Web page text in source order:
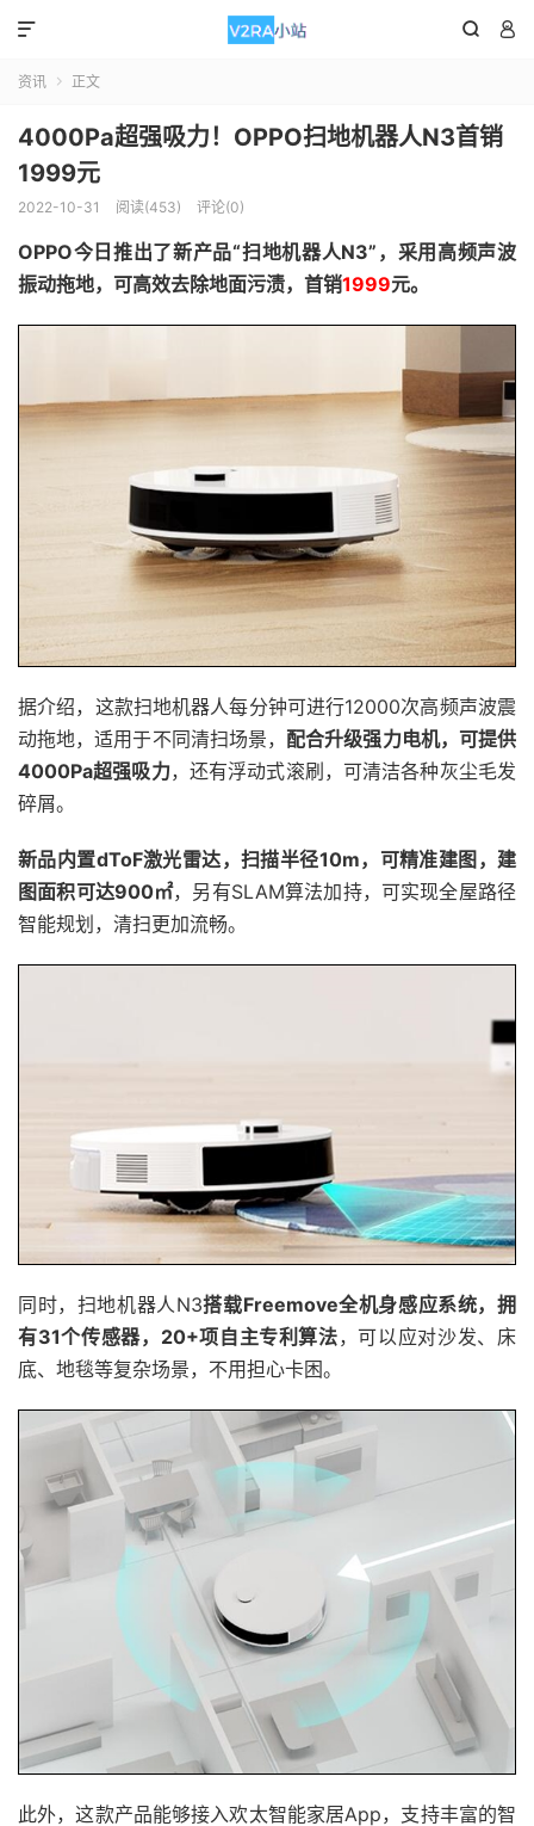
 

资讯  正文
4000Pa超强吸力！OPPO扫地机器人N3首销
1999元
2022-10-31 阅读(453) 评论(0)
OPPO今日推出了新产品“扫地机器人N3”，采用高频声波
振动拖地，可高效去除地面污渍，首销1999元。
据介绍，这款扫地机器人每分钟可进行12000次高频声波震
动拖地，适用于不同清扫场景， 配合升级强力电机，可提供
4000Pa超强吸力，还有浮动式滚刷，可清洁各种灰尘毛发
碎屑。
新品内置dToF激光雷达，扫描半径10m，可精准建图，建
图面积可达900㎡，另有SLAM算法加持，可实现全屋路径
智能规划，清扫更加流畅。
同时，扫地机器人N3搭载Freemove全机身感应系统，拥
有31个传感器，20+项自主专利算法，可以应对沙发、床
底、地毯等复杂场景，不用担心卡困。
此外，这款产品能够接入欢太智能家居App，支持丰富的智